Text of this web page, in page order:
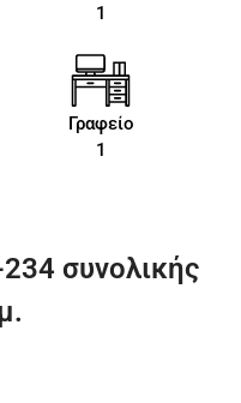
1
Γραφείο
1
συνολικής